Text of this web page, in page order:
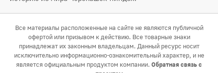
Все материалы расположенные на сайте не являются публичной
офертой или призывом к действию. Все товарные знаки
принадлежат их законным владельцам. Данный ресурс носит
исключительно информационно-ознакомительный характер, и не
является официальным продуктом компании. Обратная связь с